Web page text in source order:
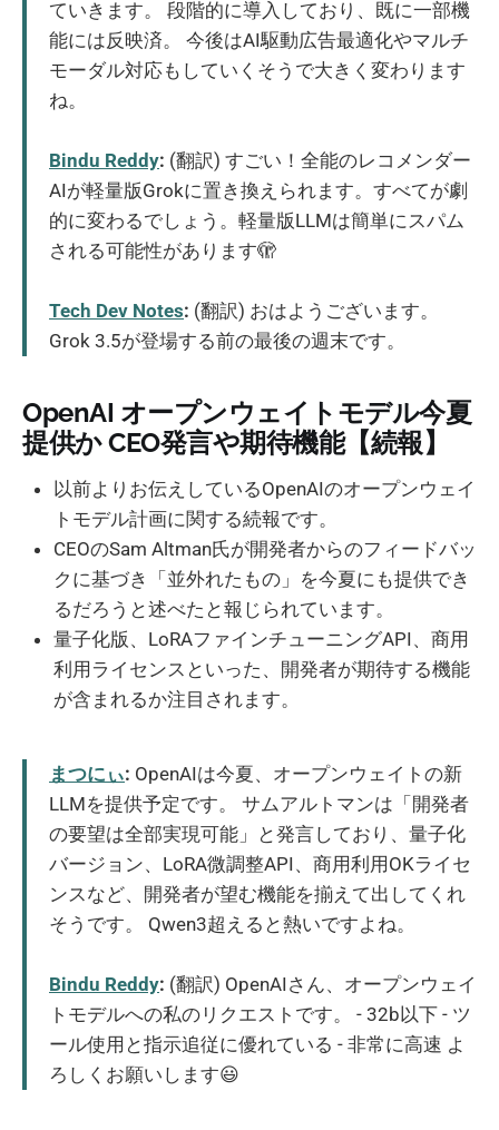
ていきます。 段階的に導入しており、既に一部機
能には反映済。 今後はAI駆動広告最適化やマルチ
モーダル対応もしていくそうで大きく変わります
ね。
Bindu Reddy: (翻訳) すごい！全能のレコメンダー
AIが軽量版Grokに置き換えられます。すべてが劇
的に変わるでしょう。軽量版LLMは簡単にスパム
される可能性があります🫣
Tech Dev Notes: (翻訳) おはようございます。
Grok 3.5が登場する前の最後の週末です。
OpenAI オープンウェイトモデル今夏
提供か CEO発言や期待機能【続報】
以前よりお伝えしているOpenAIのオープンウェイ
トモデル計画に関する続報です。
CEOのSam Altman氏が開発者からのフィードバッ
クに基づき「並外れたもの」を今夏にも提供でき
るだろうと述べたと報じられています。
量子化版、LoRAファインチューニングAPI、商用
利用ライセンスといった、開発者が期待する機能
が含まれるか注目されます。
まつにぃ: OpenAIは今夏、オープンウェイトの新
LLMを提供予定です。 サムアルトマンは「開発者
の要望は全部実現可能」と発言しており、量子化
バージョン、LoRA微調整API、商用利用OKライセ
ンスなど、開発者が望む機能を揃えて出してくれ
そうです。 Qwen3超えると熱いですよね。
Bindu Reddy: (翻訳) OpenAIさん、オープンウェイ
トモデルへの私のリクエストです。 - 32b以下 - ツ
ール使用と指示追従に優れている - 非常に高速 よ
ろしくお願いします😃